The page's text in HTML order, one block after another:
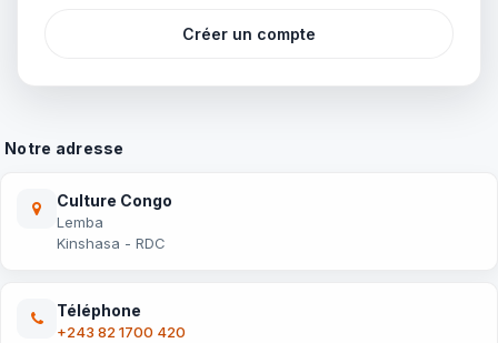
Créer un compte
Notre adresse
Culture Congo
Lemba
Kinshasa - RDC
Téléphone
+243 82 1700 420